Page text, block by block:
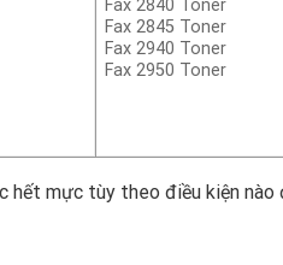
Fax 2840 Toner
Fax 2845 Toner
Fax 2940 Toner
Fax 2950 Toner
hết mực tùy theo điều kiện